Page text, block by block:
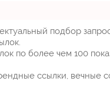
подбор
по более чем 100
ссылки, вечные